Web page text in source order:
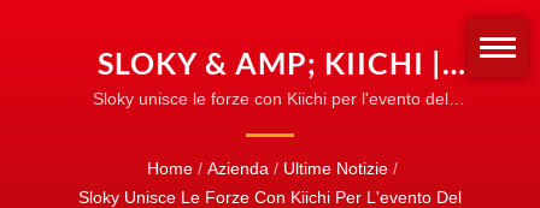
SLOKY & AMP; KIICHI |
COME SLOKY PREVIENE IL
SERRAGGIO ECCESSIVO |
IMPOSTAZIONE DELLA
Sloky unisce le forze con Kiichi per l'evento del
Home / Azienda / Ultime Notizie /
Sloky Unisce Le Forze Con Kiichi Per L'evento Del